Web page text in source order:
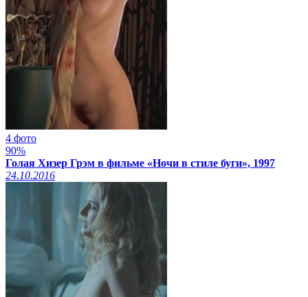
4 фото
90%
Голая Хизер Грэм в фильме «Ночи в стиле буги», 1997
24.10.2016